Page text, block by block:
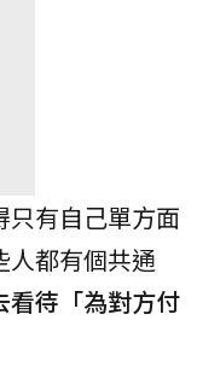
只有自己單方面
人都有個共通
看待「為對方付